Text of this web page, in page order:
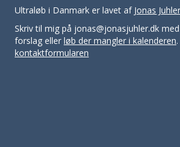
Ultraløb i Danmark er lavet af Jonas
Skriv til mig på jonas@jonasjuhler.dk
forslag eller løb der mangler i kalenderen
kontaktformularen